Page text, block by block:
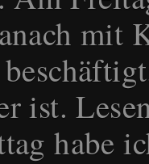
mit
ist.
habe